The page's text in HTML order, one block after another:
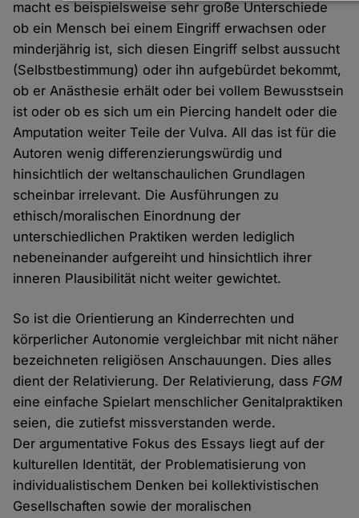
macht es beispielsweise sehr große Unterschiede
ob ein Mensch bei einem Eingriff erwachsen oder
minderjährig ist, sich diesen Eingriff selbst aussucht
(Selbstbestimmung) oder ihn aufgebürdet bekommt,
ob er Anästhesie erhält oder bei vollem Bewusstsein
ist oder ob es sich um ein Piercing handelt oder die
Amputation weiter Teile der Vulva. All das ist für die
Autoren wenig differenzierungswürdig und
hinsichtlich der weltanschaulichen Grundlagen
scheinbar irrelevant. Die Ausführungen zu
ethisch/moralischen Einordnung der
unterschiedlichen Praktiken werden lediglich
nebeneinander aufgereiht und hinsichtlich ihrer
inneren Plausibilität nicht weiter gewichtet.
So ist die Orientierung an Kinderrechten und
körperlicher Autonomie vergleichbar mit nicht näher
bezeichneten religiösen Anschauungen. Dies alles
dient der Relativierung. Der Relativierung, dassFGM
eine einfache Spielart menschlicher Genitalpraktiken
seien, die zutiefst missverstanden werde.
Der argumentative Fokus des Essays liegt auf der
kulturellen Identität, der Problematisierung von
individualistischem Denken bei kollektivistischen
Gesellschaften sowie der moralischen
und
Cookies